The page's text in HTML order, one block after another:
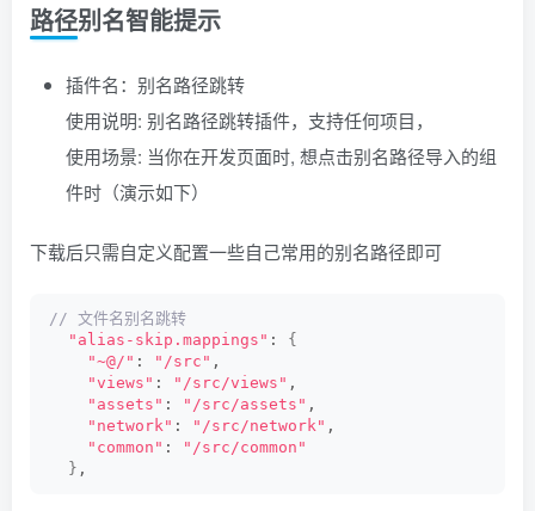
路径别名智能提示
插件名：别名路径跳转
使用说明: 别名路径跳转插件，支持任何项目，
使用场景: 当你在开发页面时, 想点击别名路径导入的组
件时（演示如下）
下载后只需自定义配置一些自己常用的别名路径即可
// 文件名别名跳转
"alias-skip.mappings" : {
"~@/" : "/src" ,
"views" : "/src/views" ,
"assets" : "/src/assets" ,
"network" : "/src/network" ,
"common" :
"/src/common"
} ,